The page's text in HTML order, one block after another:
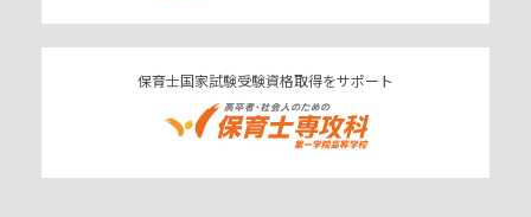
保育士国家試験受験資格取得をサポート